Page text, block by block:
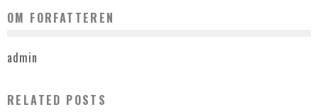
OM FORFATTEREN
admin
RELATED POSTS